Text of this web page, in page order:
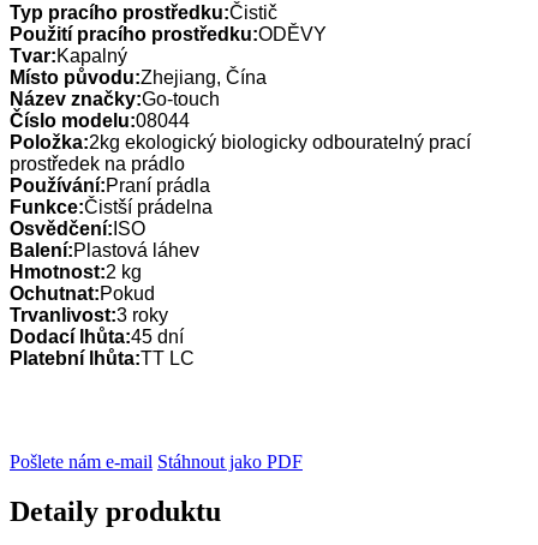
Typ pracího prostředku:Čistič
Použití pracího prostředku:ODĚVY
Tvar:Kapalný
Místo původu:Zhejiang, Čína
Název značky:Go-touch
Číslo modelu:08044
Položka:2kg ekologický biologicky odbouratelný prací
prostředek na prádlo
Používání:Praní prádla
Funkce:Čistší prádelna
Osvědčení: ISO
Balení:Plastová láhev
Hmotnost:2 kg
Ochutnat:Pokud
Trvanlivost:3 roky
Dodací lhůta:45 dní
Platební lhůta:TT LC
Pošlete nám e-mail Stáhnout jako PDF
Detaily produktu